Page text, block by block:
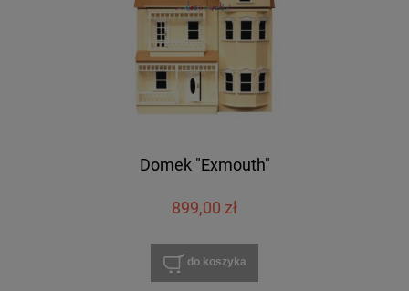
Domek "Exmouth"
899,00 zł
do koszyka